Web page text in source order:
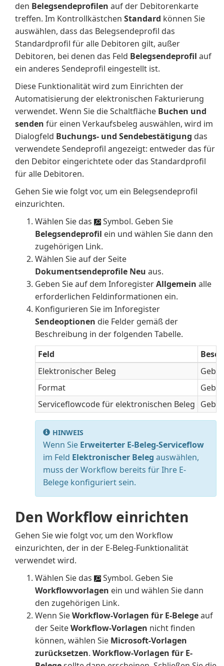
den Belegsendeprofilen auf der Debitorenkarte
treffen. Im Kontrollkästchen Standard können Sie
auswählen, dass das Belegsendeprofil das
Standardprofil für alle Debitoren gilt, außer
Debitoren, bei denen das Feld Belegsendeprofil auf
ein anderes Sendeprofil eingestellt ist.
Diese Funktionalität wird zum Einrichten der
Automatisierung der elektronischen Fakturierung
verwendet. Wenn Sie die Schaltfläche Buchen und
senden für einen Verkaufsbeleg auswählen, wird im
Dialogfeld Buchungs- und Sendebestätigung das
verwendete Sendeprofil angezeigt: entweder das für
den Debitor eingerichtete oder das Standardprofil
für alle Debitoren.
Gehen Sie wie folgt vor, um ein Belegsendeprofil
einzurichten.
Wählen Sie das
Symbol. Geben Sie
Belegsendeprofil ein und wählen Sie dann den
zugehörigen Link.
Wählen Sie auf der Seite
Dokumentsendeprofile Neu aus.
Geben Sie auf dem InforegisterAllgemein alle
erforderlichen Feldinformationen ein.
Konfigurieren Sie im Inforegister
Sendeoptionen die Felder gemäß der
Beschreibung in der folgenden Tabelle.
Feld
Elektronischer Beleg
Format
Serviceflowcode für elektronischen Beleg
HINWEIS
Wenn Sie Erweiterter E-Beleg-Serviceflow
im Feld Elektronischer Beleg auswählen,
muss der Workflow bereits für Ihre E-
Belege konfiguriert sein.
Den Workflow einrichten
Gehen Sie wie folgt vor, um den Workflow
einzurichten, der in der E-Beleg-Funktionalität
verwendet wird.
Wählen Sie das
Symbol. Geben Sie
Workflowvorlagen ein und wählen Sie dann
den zugehörigen Link.
Wenn SieWorkflow-Vorlagen für E-Belegeauf
der SeiteWorkflow-Vorlagen nicht finden
können, wählen Sie Microsoft-Vorlagen
zurücksetzen. Workflow-Vorlagen für E-